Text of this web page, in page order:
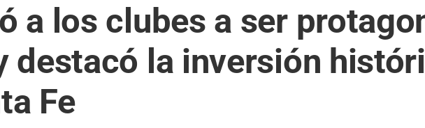
a los clubes a ser
destacó la inversión
Fe